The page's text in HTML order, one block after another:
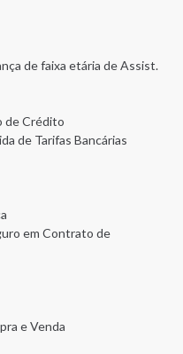
de faixa etária de Assist.
de Crédito
de Tarifas Bancárias
em Contrato de
e Venda